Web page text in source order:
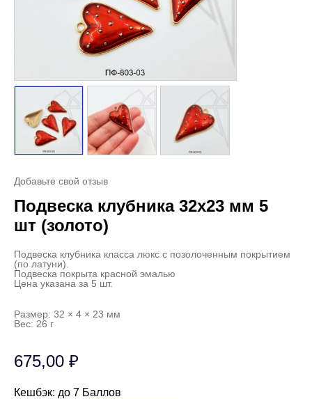
Добавьте свой отзыв
Подвеска клубника 32х23 мм 5
шт (золото)
Подвеска клубника класса люкс с позолоченным покрытием
(по латуни).
Подвеска покрыта красной эмалью
Цена указана за 5 шт.
Размер: 32 × 4 × 23 мм
Вес: 26 г
675,00 ₽
Кешбэк: до 7 Баллов